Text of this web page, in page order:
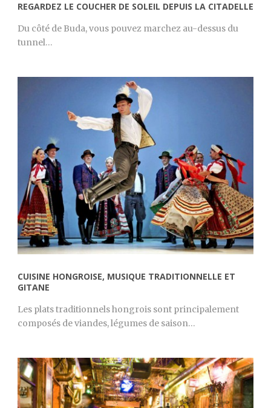
REGARDEZ LE COUCHER DE SOLEIL DEPUIS LA CITADELLE
Du côté de Buda, vous pouvez marchez au-dessus du
tunnel…
CUISINE HONGROISE, MUSIQUE TRADITIONNELLE ET
GITANE
Les plats traditionnels hongrois sont principalement
composés de viandes, légumes de saison…